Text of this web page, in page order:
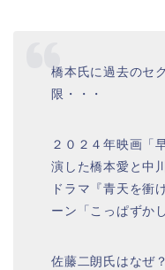
橋本氏に過去のセ
限・・・
２０２４年映画「
演した橋本愛と中
ドラマ『青天を衝
ーン「こっぱずか
佐藤二朗氏はなぜ